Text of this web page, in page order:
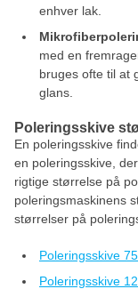
enhver lak.
med en
bruges ofte til at
glans.
Poleringsskive
En poleringsskive
en poleringsskive,
rigtige størrelse på
poleringsmaskinens
størrelser på
Poleringsskive
Poleringsskive